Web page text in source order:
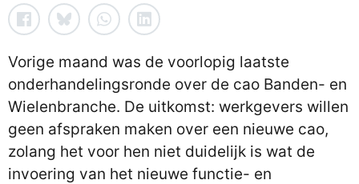
Vorige maand was de voorlopig laatste
onderhandelingsronde over de cao Banden- en
Wielenbranche. De uitkomst: werkgevers willen
geen afspraken maken over een nieuwe cao,
zolang het voor hen niet duidelijk is wat de
invoering van het nieuwe functie- en